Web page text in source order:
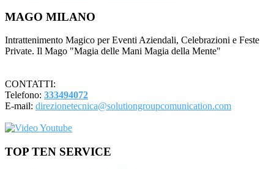
Footer
MAGO MILANO
Intrattenimento Magico per Eventi Aziendali, Celebrazioni e Feste
Private. Il Mago "Magia delle Mani Magia della Mente"
CONTATTI:
Telefono: 333494072
E-mail: direzionetecnica@solutiongroupcomunication.com
TOP TEN SERVICE